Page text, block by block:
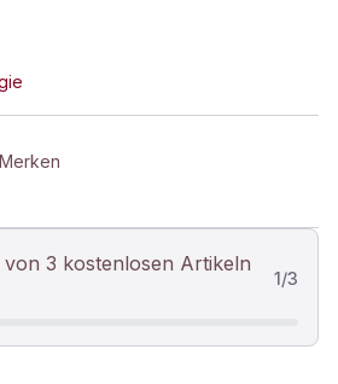
Merken
3 kostenlosen Artikeln
1/3